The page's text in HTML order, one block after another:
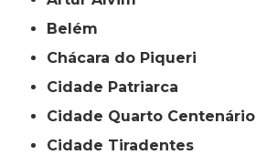
Belém
Chácara do Piqueri
Cidade Patriarca
Cidade Quarto Centenário
Cidade Tiradentes